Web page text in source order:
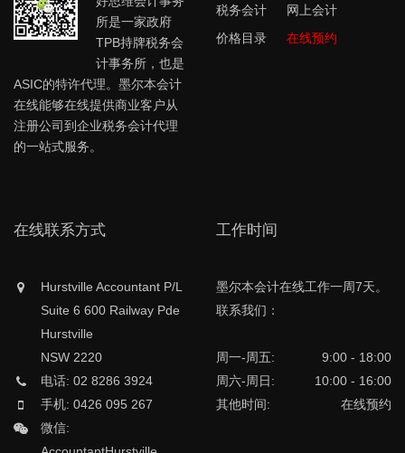
所是一家政府
TPB持牌税务会
计事务所，也是
ASIC的特许代理。墨尔本会计
在线能够在线提供商业客户从
注册公司到企业税务会计代理
的一站式服务。
税务会计
网上会计
价格目录
在线预约
在线联系方式
Hurstville Accountant P/L
Suite 6 600 Railway Pde
Hurstville
NSW 2220
电话: 02 8286 3924
手机: 0426 095 267
微信:
工作时间
墨尔本会计在线工作一周7天。
联系我们：
周一-周五:
9:00 - 18:00
周六-周日:
10:00 - 16:00
其他时间:
在线预约